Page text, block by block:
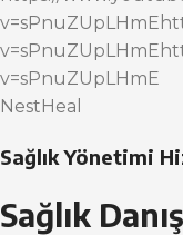
v=sPnuZUpLHmE
NestHeal
Sağlık Yönetimi
Sağlık